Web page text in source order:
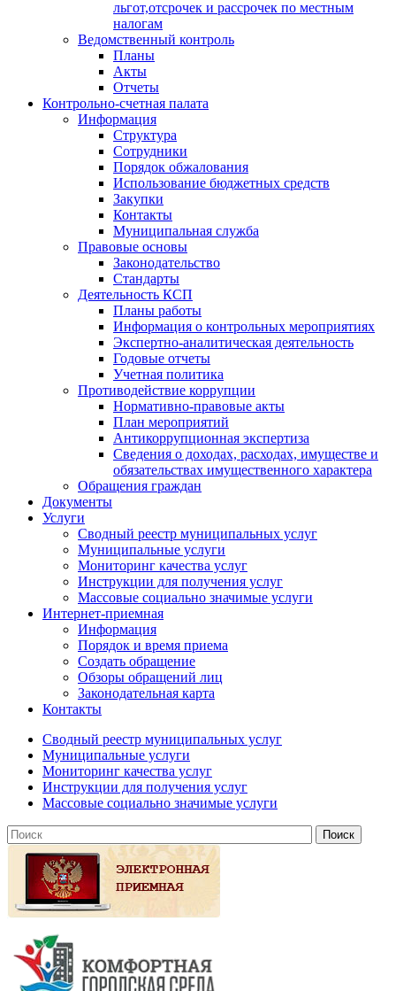
льгот,отсрочек и рассрочек по местным
налогам
Ведомственный контроль
Планы
Акты
Отчеты
Контрольно-счетная палата
Информация
Структура
Сотрудники
Порядок обжалования
Использование бюджетных средств
Закупки
Контакты
Муниципальная служба
Правовые основы
Законодательство
Стандарты
Деятельность КСП
Планы работы
Информация о контрольных мероприятиях
Экспертно-аналитическая деятельность
Годовые отчеты
Учетная политика
Противодействие коррупции
Нормативно-правовые акты
План мероприятий
Антикоррупционная экспертиза
Сведения о доходах, расходах, имуществе и
обязательствах имущественного характера
Обращения граждан
Документы
Услуги
Сводный реестр муниципальных услуг
Муниципальные услуги
Мониторинг качества услуг
Инструкции для получения услуг
Массовые социально значимые услуги
Интернет-приемная
Информация
Порядок и время приема
Создать обращение
Обзоры обращений лиц
Законодательная карта
Контакты
Сводный реестр муниципальных услуг
Муниципальные услуги
Мониторинг качества услуг
Инструкции для получения услуг
Массовые социально значимые услуги